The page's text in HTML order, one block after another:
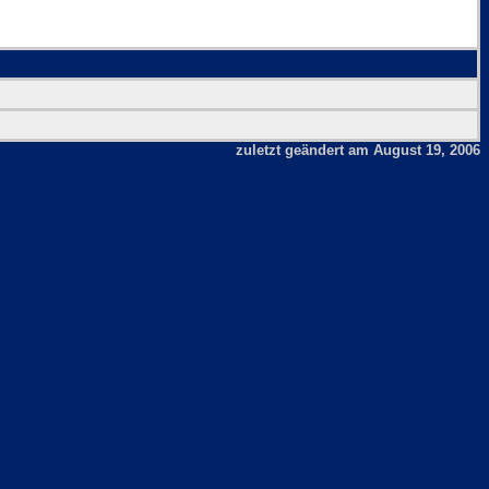
zuletzt geändert am August 19, 2006